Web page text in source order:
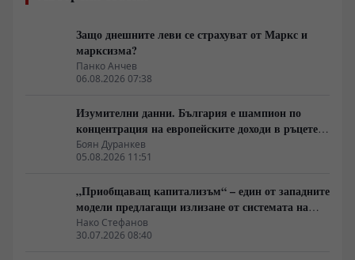
Защо днешните леви се страхуват от Маркс и
марксизма?
Панко Анчев
06.08.2026 07:38
Изумителни данни. България е шампион по
концентрация на европейските доходи в ръцете
на най-богатия 1%, надминава и САЩ
Боян Дуранкев
05.08.2026 11:51
„Приобщаващ капитализъм“ – един от западните
модели предлагащи излизане от системата на
неолиберализма
Нако Стефанов
30.07.2026 08:40